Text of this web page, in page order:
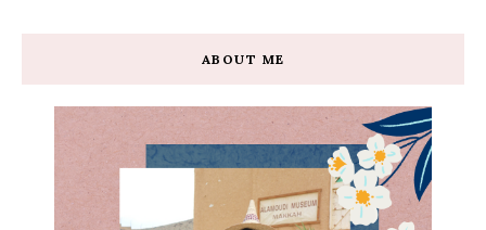
ABOUT ME